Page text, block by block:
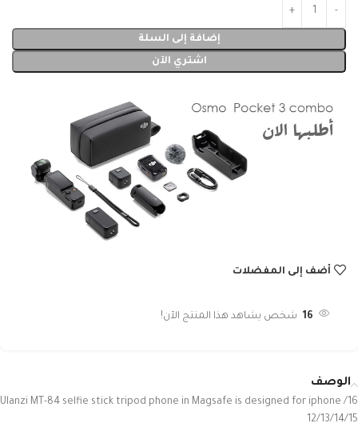
إضافة إلى السلة
اشتري الآن
أضف إلى المفضلات
16 شخص يشاهد هذا المنتج الآن!
الوصف
16/ Ulanzi MT-84 selfie stick tripod phone in Magsafe is designed for iphone
12/13/14/15